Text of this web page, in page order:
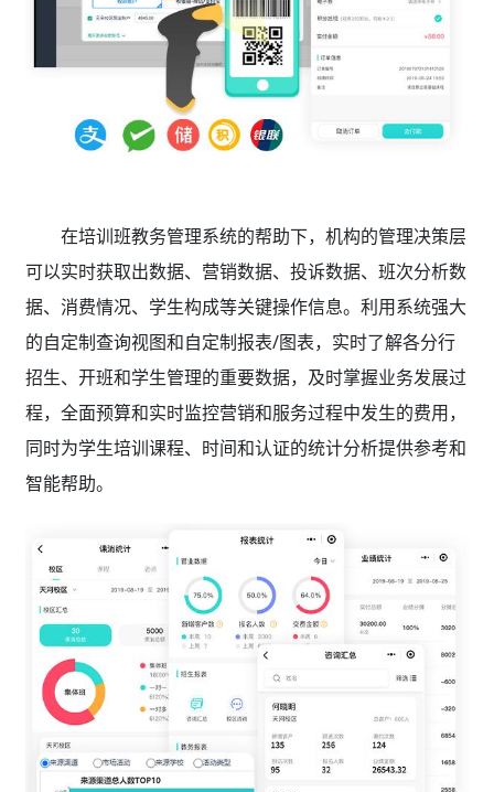
在培训班教务管理系统的帮助下，机构的管理决策层
可以实时获取出数据、营销数据、投诉数据、班次分析数
据、消费情况、学生构成等关键操作信息。利用系统强大
的自定制查询视图和自定制报表/图表，实时了解各分行
招生、开班和学生管理的重要数据，及时掌握业务发展过
程，全面预算和实时监控营销和服务过程中发生的费用，
同时为学生培训课程、时间和认证的统计分析提供参考和
智能帮助。